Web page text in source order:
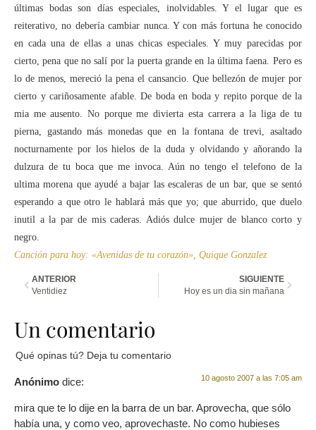
últimas bodas son días especiales, inolvidables. Y el lugar que es
reiterativo, no debería cambiar nunca. Y con más fortuna he conocido
en cada una de ellas a unas chicas especiales. Y muy parecidas por
cierto, pena que no salí por la puerta grande en la última faena. Pero es
lo de menos, mereció la pena el cansancio. Que bellezón de mujer por
cierto y cariñosamente afable. De boda en boda y repito porque de la
mia me ausento. No porque me divierta esta carrera a la liga de tu
pierna, gastando más monedas que en la fontana de trevi, asaltado
nocturnamente por los hielos de la duda y olvidando y añorando la
dulzura de tu boca que me invoca. Aún no tengo el telefono de la
ultima morena que ayudé a bajar las escaleras de un bar, que se sentó
esperando a que otro le hablará más que yo; que aburrido, que duelo
inutil a la par de mis caderas. Adiós dulce mujer de blanco corto y
negro.
Canción para hoy: «Avenidas de tu corazón», Quique Gonzalez
ANTERIOR
Ventidiez
SIGUIENTE
Hoy es un dia sin mañana
Qué opinas tú? Deja tu comentario
Un comentario
Anónimo dice: 10 agosto 2007 a las 7:05 am
mira que te lo dije en la barra de un bar. Aprovecha, que sólo
había una, y como veo, aprovechaste. No como hubieses